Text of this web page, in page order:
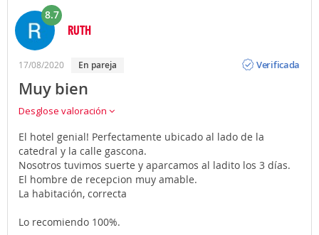
8.7
RUTH
17/08/2020 en pareja
Verificada
Muy bien
Desglose valoración
El hotel genial! Perfectamente ubicado al lado de la
catedral y la calle gascona.
Nosotros tuvimos suerte y aparcamos al ladito los 3 días.
El hombre de recepcion muy amable.
La habitación, correcta
Lo recomiendo 100%.